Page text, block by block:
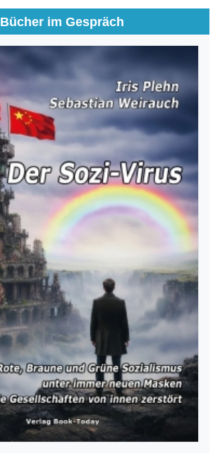
Bücher im Gespräch